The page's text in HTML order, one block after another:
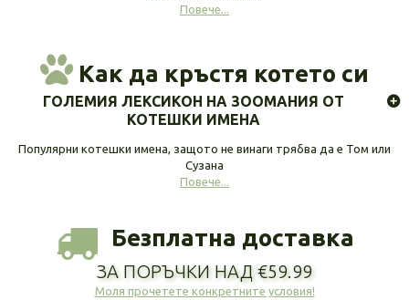
Повече...
Как да кръстя котето си
ГОЛЕМИЯ ЛЕКСИКОН НА ЗООМАНИЯ ОТ
КОТЕШКИ ИМЕНА
Популярни котешки имена, защото не винаги трябва да е Том или
Сузана
Повече...
Безплатна доставка
ЗА ПОРЪЧКИ НАД €59.99
Моля прочетете конкретните условия!